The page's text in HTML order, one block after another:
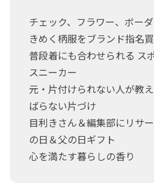
チェック、フラワー、ボー
きめく柄服をブランド指名買
普段着にも合わせられる ス
スニーカー
元・片付けられない人が教
ばらない片づけ
目利きさん＆編集部にリサ
の日＆父の日ギフト
心を満たす暮らしの香り